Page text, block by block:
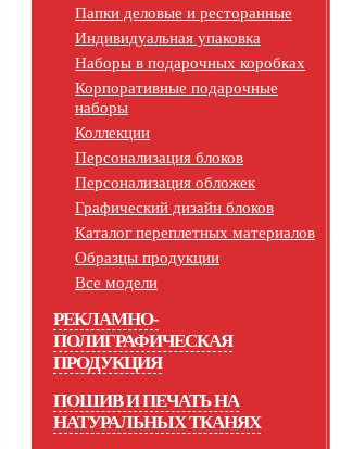
Папки деловые и ресторанные
Индивидуальная упаковка
Наборы в подарочных коробках
Корпоративные подарочные
наборы
Коллекции
Персонализация блоков
Персонализация обложек
Графический дизайн блоков
Каталог переплетных материалов
Образцы продукции
Все модели
РЕКЛАМНО-
ПОЛИГРАФИЧЕСКАЯ
ПРОДУКЦИЯ
ПОШИВ И ПЕЧАТЬ НА
НАТУРАЛЬНЫХ ТКАНЯХ